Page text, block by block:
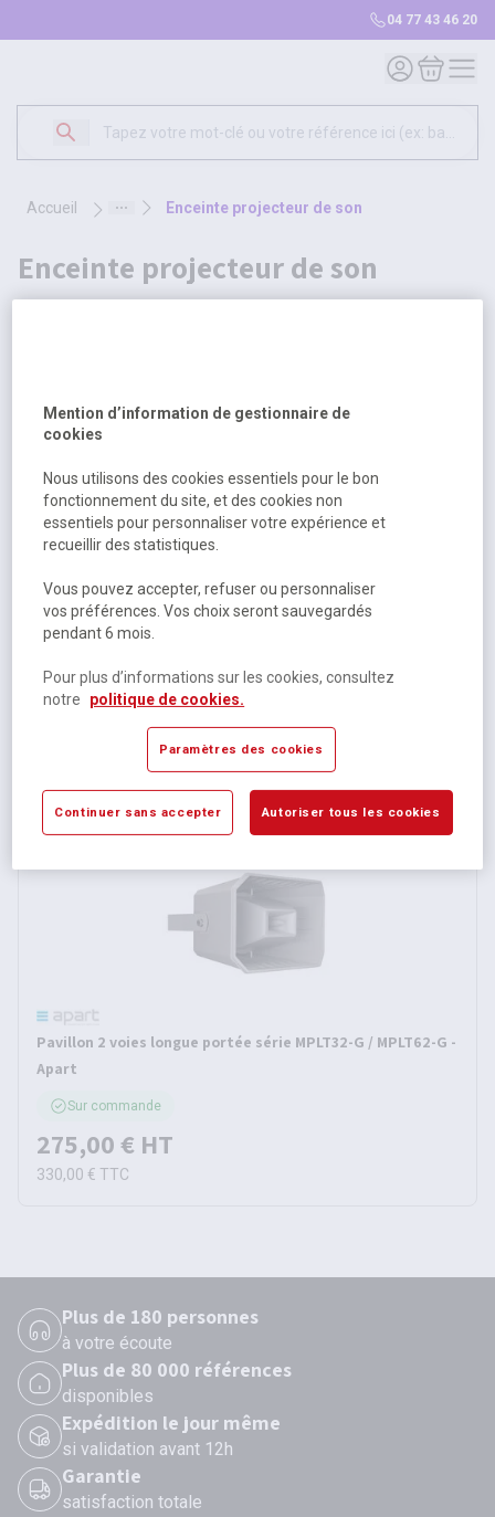
04 77 43 46 20
Mon compte
Mon
accueil enceinte projecteur de son
enceinte projecteur de son
Projecteurs musicaux série MP16-G MP26G - Apart
Sur commande
Pavillon 2 voies longue portée série MPLT32-G / MPLT62-G -
Apart
Sur commande
275,00 € HT
330,00 € TTC
Plus de 180 personnes
à votre écoute
Plus de 80 000 références
disponibles
Expédition le jour même
si validation avant 12h
Garantie
satisfaction totale
Mention d’information de gestionnaire de
cookies
Nous utilisons des cookies essentiels pour le bon
fonctionnement du site, et des cookies non
essentiels pour personnaliser votre expérience et
recueillir des statistiques.
Vous pouvez accepter, refuser ou personnaliser
vos préférences. Vos choix seront sauvegardés
pendant 6 mois.
Pour plus d’informations sur les cookies, consultez
notre
politique de cookies.
Paramètres des cookies
Continuer sans accepter Autoriser tous les cookies